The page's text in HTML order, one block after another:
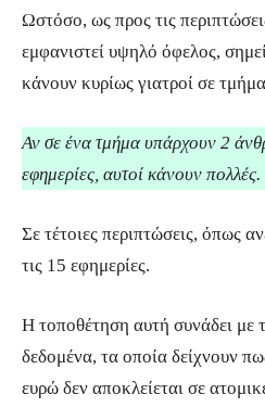
Ωστόσο, ως προς τις
εμφανιστεί υψηλό όφελος,
κάνουν κυρίως γιατροί σε
Αν σε ένα τμήμα υπάρχουν 2
εφημερίες, αυτοί κάνουν πολλές.
Σε τέτοιες περιπτώσεις, όπως
τις 15 εφημερίες.
Η τοποθέτηση αυτή συνάδει με
δεδομένα, τα οποία δείχνουν
ευρώ δεν αποκλείεται σε